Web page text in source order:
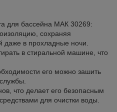
для бассейна МАК 30269:
сохраняя
даже в прохладные ночи.
в стиральной машине, что
его можно зашить
что делает его безопасным
для очистки воды.